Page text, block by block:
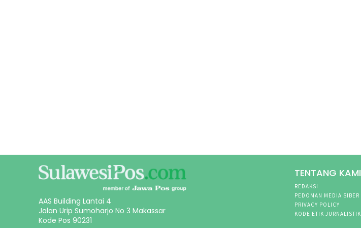
AAS Building Lantai 4
Jalan Urip Sumoharjo No 3 Makassar
Kode Pos 90231
TENTANG KAMI
REDAKSI
PEDOMAN MEDIA SIBER
PRIVACY POLICY
KODE ETIK JURNALISTIK